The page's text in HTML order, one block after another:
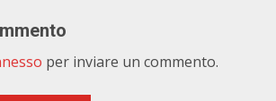
per inviare un commento.